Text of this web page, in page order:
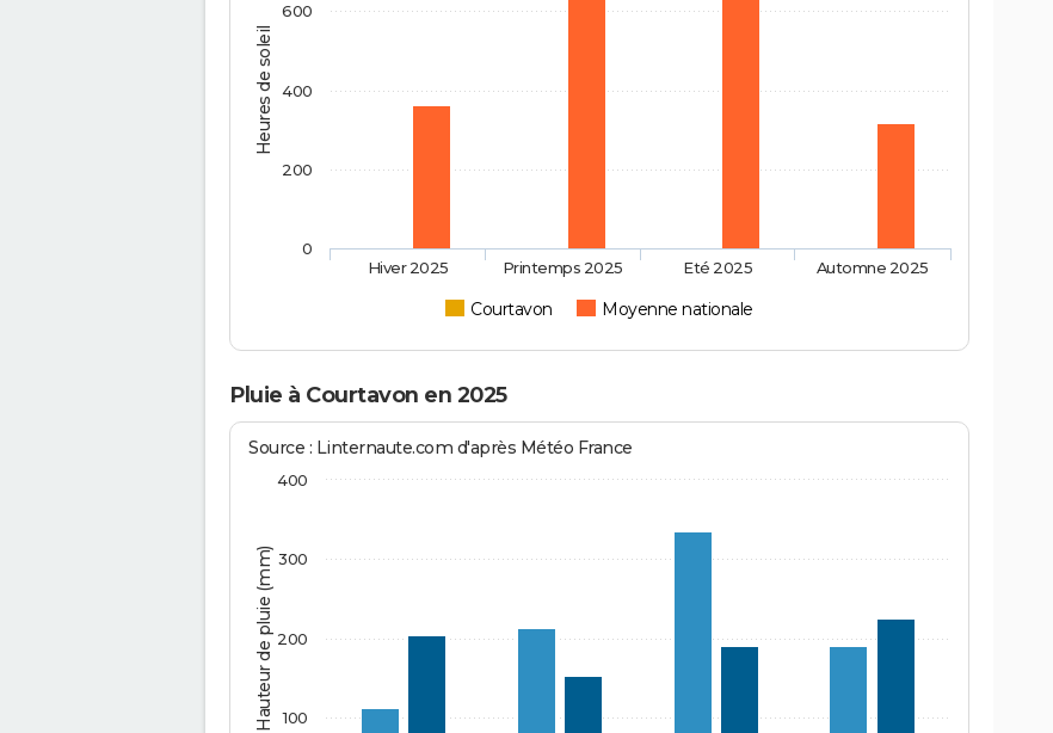
Heures de soleil
Courtavon Moyenne nationale
Hiver 2025 Printemps 2025 Eté 2025 Automne 2025
0
200
400
600
Pluie à Courtavon en 2025
Hauteur de pluie (mm)
Source : Linternaute.com d'après Météo France
100
200
300
400